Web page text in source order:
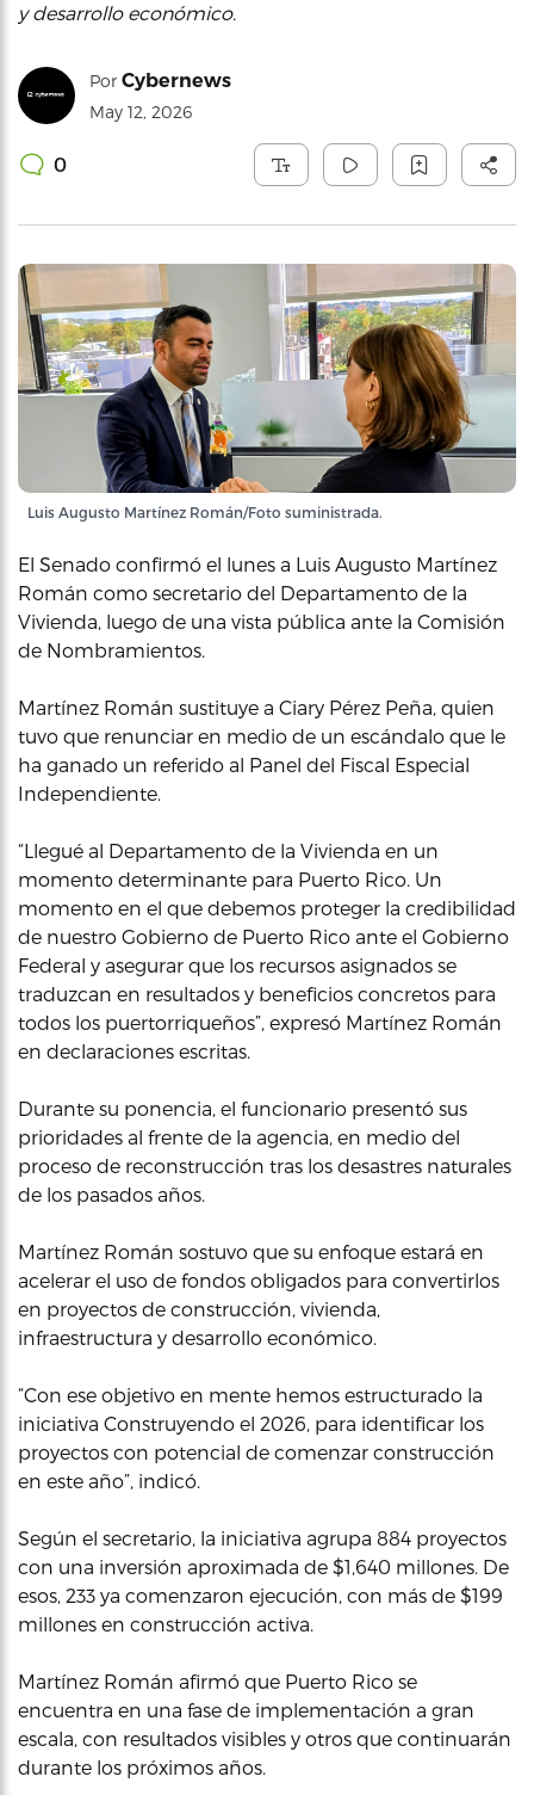
y desarrollo económico.
Por Cybernews
May 12, 2026
0
Luis Augusto Martínez Román/Foto suministrada.
El Senado confirmó el lunes a Luis Augusto Martínez
Román como secretario del Departamento de la
Vivienda, luego de una vista pública ante la Comisión
de Nombramientos.
Martínez Román sustituye a Ciary Pérez Peña, quien
tuvo que renunciar en medio de un escándalo que le
ha ganado un referido al Panel del Fiscal Especial
Independiente.
“Llegué al Departamento de la Vivienda en un
momento determinante para Puerto Rico. Un
momento en el que debemos proteger la credibilidad
de nuestro Gobierno de Puerto Rico ante el Gobierno
Federal y asegurar que los recursos asignados se
traduzcan en resultados y beneficios concretos para
todos los puertorriqueños”, expresó Martínez Román
en declaraciones escritas.
Durante su ponencia, el funcionario presentó sus
prioridades al frente de la agencia, en medio del
proceso de reconstrucción tras los desastres naturales
de los pasados años.
Martínez Román sostuvo que su enfoque estará en
acelerar el uso de fondos obligados para convertirlos
en proyectos de construcción, vivienda,
infraestructura y desarrollo económico.
“Con ese objetivo en mente hemos estructurado la
iniciativa Construyendo el 2026, para identificar los
proyectos con potencial de comenzar construcción
en este año”, indicó.
Según el secretario, la iniciativa agrupa 884 proyectos
con una inversión aproximada de $1,640 millones. De
esos, 233 ya comenzaron ejecución, con más de $199
millones en construcción activa.
Martínez Román afirmó que Puerto Rico se
encuentra en una fase de implementación a gran
escala, con resultados visibles y otros que continuarán
durante los próximos años.